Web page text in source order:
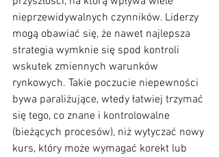
nieprzewidywalnych czynników. Liderzy
mogą obawiać się, że nawet najlepsza
strategia wymknie się spod kontroli
wskutek zmiennych warunków
rynkowych. Takie poczucie niepewności
bywa paraliżujące, wtedy łatwiej trzymać
się tego, co znane i kontrolowalne
(bieżących procesów), niż wytyczać nowy
kurs, który może wymagać korekt lub